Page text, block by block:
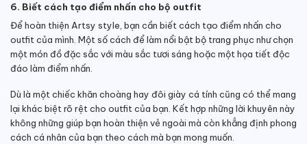
6. Biết cách tạo điểm nhấn cho bộ outfit
Để hoàn thiện Artsy style, bạn cần biết cách tạo điểm nhấn cho
outfit của mình. Một số cách để làm nổi bật bộ trang phục như chọn
một món đồ đặc sắc với màu sắc tươi sáng hoặc một họa tiết độc
đáo làm điểm nhấn.
Dù là một chiếc khăn choàng hay đôi giày cá tính cũng có thể mang
lại khác biệt rõ rệt cho outfit của bạn. Kết hợp những lời khuyên này
không những giúp bạn hoàn thiện vẻ ngoài mà còn khẳng định phong
cách cá nhân của bạn theo cách mà bạn mong muốn.